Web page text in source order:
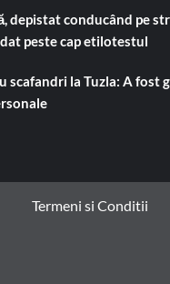
depistat conducând pe
peste cap etilotestul
scafandri la Tuzla: A fost
Termeni si Conditii